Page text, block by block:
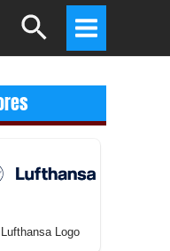
Search
Main
Menu
Lufthansa Logo